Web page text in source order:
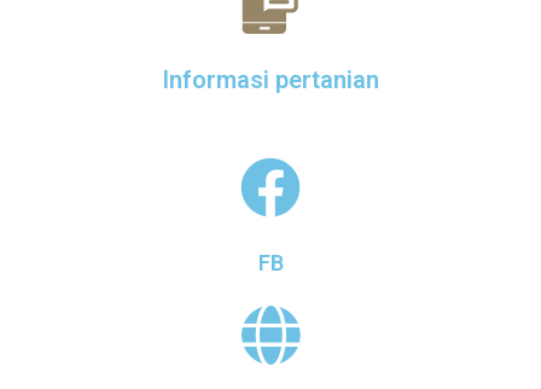
Informasi pertanian
FB